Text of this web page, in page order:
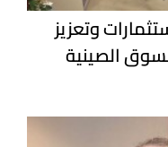
وتعزيز
الصينية